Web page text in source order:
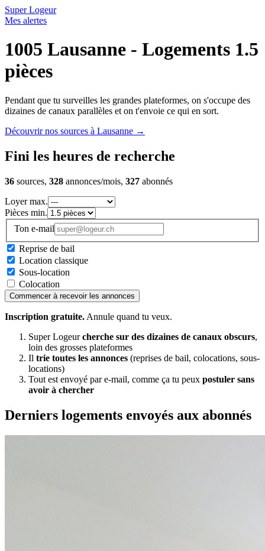
Super Logeur
Mes alertes
1005 Lausanne - Logements 1.5
pièces
Pendant que tu surveilles les grandes plateformes, on s'occupe des
dizaines de canaux parallèles et on t'envoie ce qui en sort.
Découvrir nos sources à Lausanne →
Fini les heures de recherche
36 sources, 328 annonces/mois, 327 abonnés
Loyer max.
Pièces min.
Ton e-mail
Reprise de bail
Location classique
Sous-location
Colocation
Commencer à recevoir les annonces
Inscription gratuite. Annule quand tu veux.
Super Logeurcherche sur des dizaines de canaux obscurs,
loin des grosses plateformes
Il trie toutes les annonces (reprises de bail, colocations, sous-
locations)
Tout est envoyé par e-mail, comme ça tu peux postuler sans
avoir à chercher
Derniers logements envoyés aux abonnés